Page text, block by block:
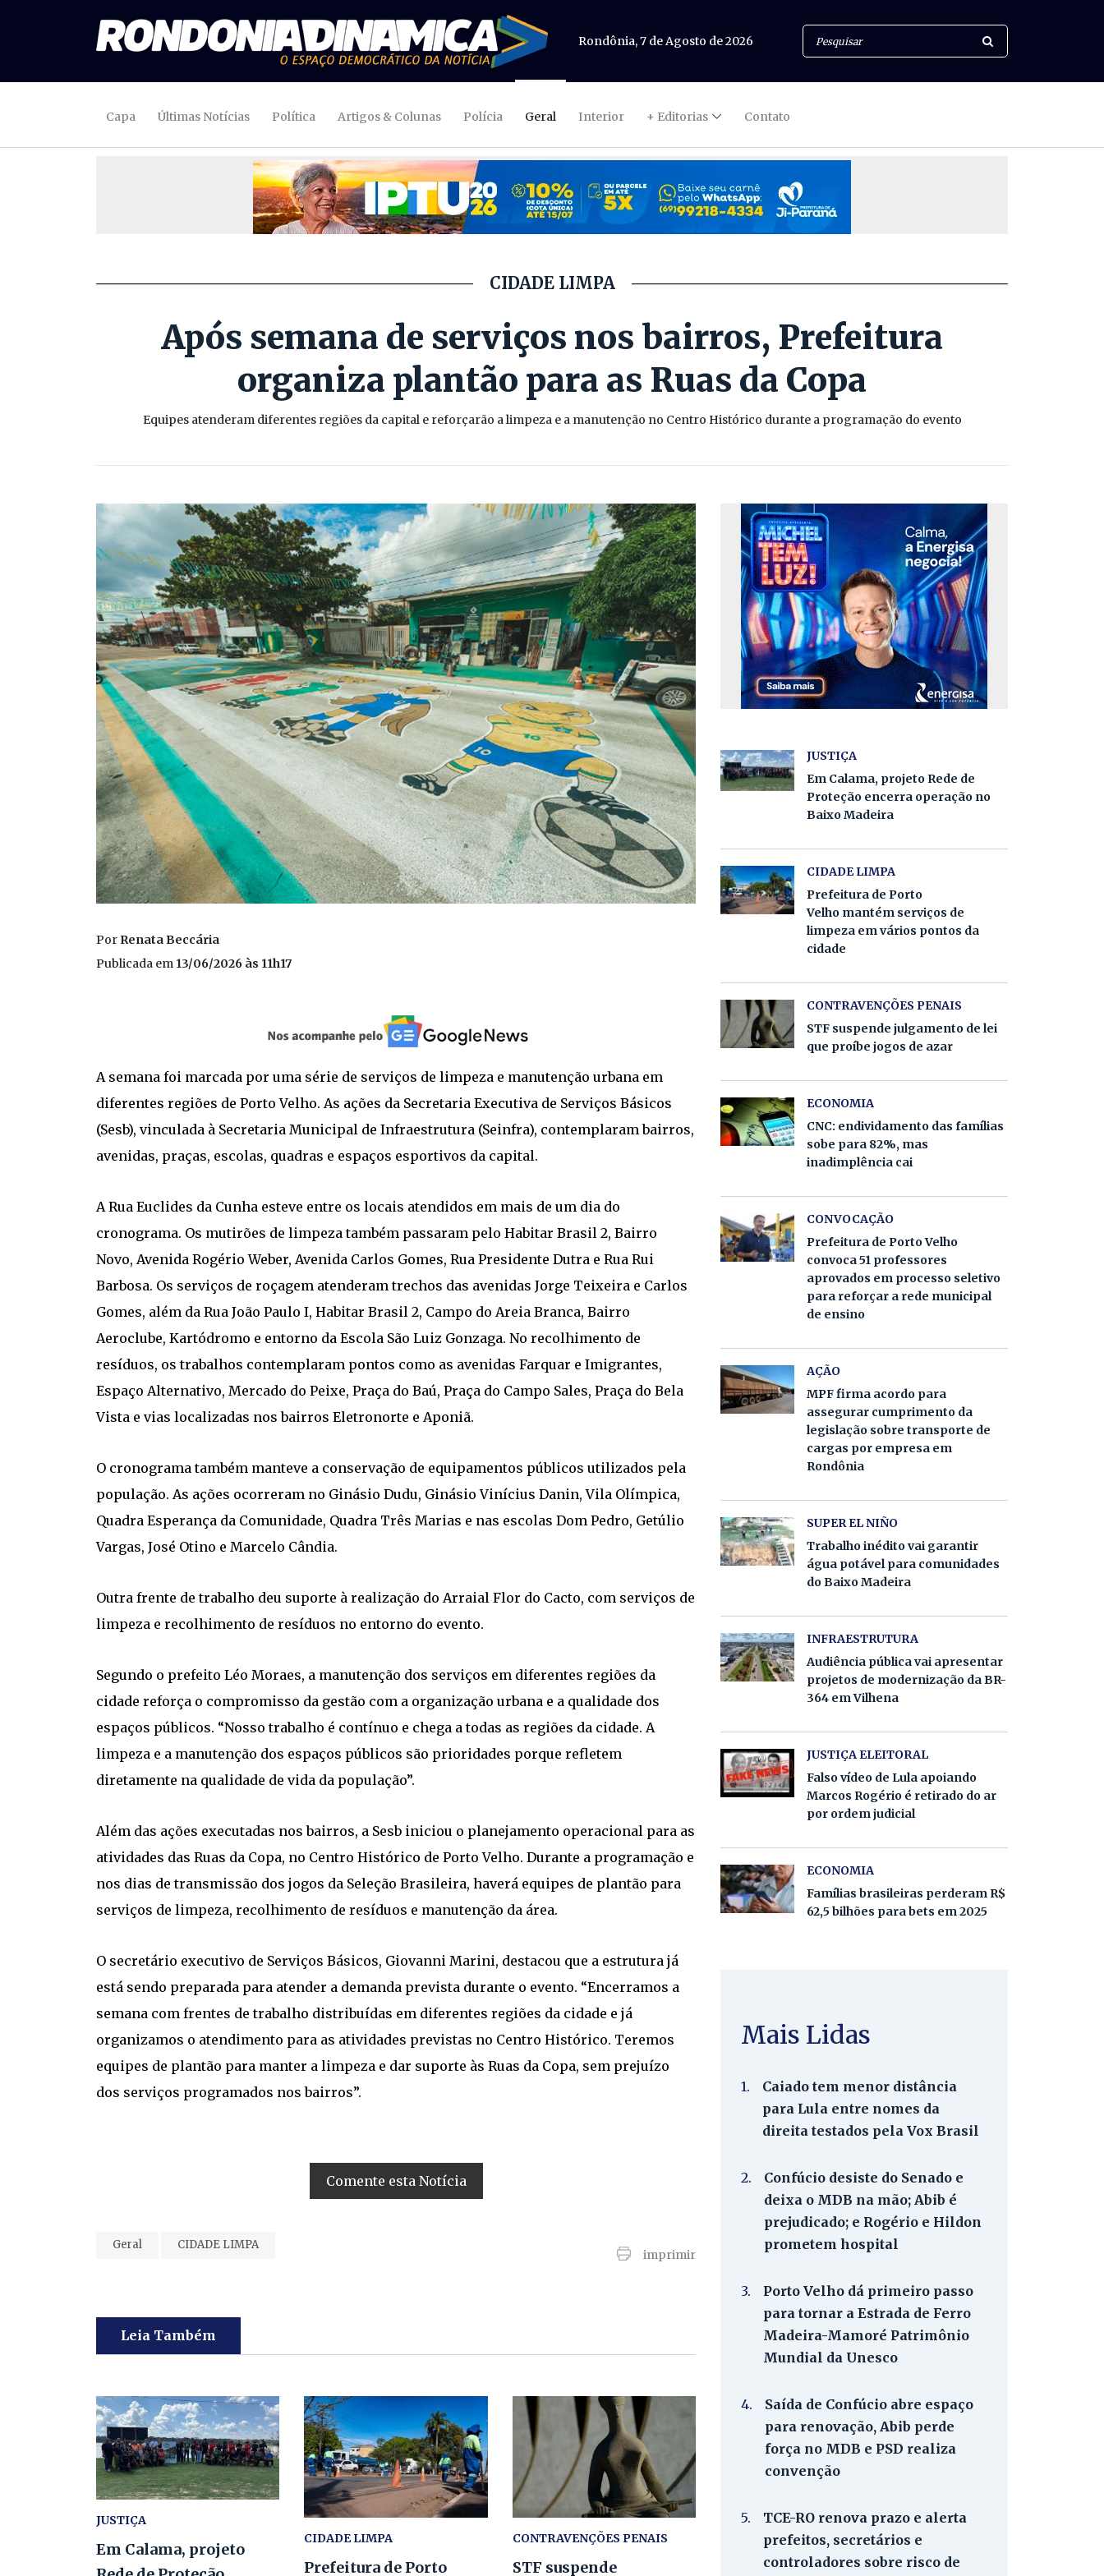
Rondônia, 7 de Agosto de 2026
Capa Últimas Notícias Política Artigos & Colunas Polícia Geral Interior + Editorias Contato
CIDADE LIMPA
Após semana de serviços nos bairros, Prefeitura
organiza plantão para as Ruas da Copa
Equipes atenderam diferentes regiões da capital e reforçarão a limpeza e a manutenção no Centro Histórico durante a programação do evento
Por Renata Beccária
Publicada em 13/06/2026 às 11h17
A semana foi marcada por uma série de serviços de limpeza e manutenção urbana em
diferentes regiões de Porto Velho. As ações da Secretaria Executiva de Serviços Básicos
(Sesb), vinculada à Secretaria Municipal de Infraestrutura (Seinfra), contemplaram bairros,
avenidas, praças, escolas, quadras e espaços esportivos da capital.
A Rua Euclides da Cunha esteve entre os locais atendidos em mais de um dia do
cronograma. Os mutirões de limpeza também passaram pelo Habitar Brasil 2, Bairro
Novo, Avenida Rogério Weber, Avenida Carlos Gomes, Rua Presidente Dutra e Rua Rui
Barbosa. Os serviços de roçagem atenderam trechos das avenidas Jorge Teixeira e Carlos
Gomes, além da Rua João Paulo I, Habitar Brasil 2, Campo do Areia Branca, Bairro
Aeroclube, Kartódromo e entorno da Escola São Luiz Gonzaga. No recolhimento de
resíduos, os trabalhos contemplaram pontos como as avenidas Farquar e Imigrantes,
Espaço Alternativo, Mercado do Peixe, Praça do Baú, Praça do Campo Sales, Praça do Bela
Vista e vias localizadas nos bairros Eletronorte e Aponiã.
O cronograma também manteve a conservação de equipamentos públicos utilizados pela
população. As ações ocorreram no Ginásio Dudu, Ginásio Vinícius Danin, Vila Olímpica,
Quadra Esperança da Comunidade, Quadra Três Marias e nas escolas Dom Pedro, Getúlio
Vargas, José Otino e Marcelo Cândia.
Outra frente de trabalho deu suporte à realização do Arraial Flor do Cacto, com serviços de
limpeza e recolhimento de resíduos no entorno do evento.
Segundo o prefeito Léo Moraes, a manutenção dos serviços em diferentes regiões da
cidade reforça o compromisso da gestão com a organização urbana e a qualidade dos
espaços públicos. “Nosso trabalho é contínuo e chega a todas as regiões da cidade. A
limpeza e a manutenção dos espaços públicos são prioridades porque refletem
diretamente na qualidade de vida da população”.
Além das ações executadas nos bairros, a Sesb iniciou o planejamento operacional para as
atividades das Ruas da Copa, no Centro Histórico de Porto Velho. Durante a programação e
nos dias de transmissão dos jogos da Seleção Brasileira, haverá equipes de plantão para
serviços de limpeza, recolhimento de resíduos e manutenção da área.
O secretário executivo de Serviços Básicos, Giovanni Marini, destacou que a estrutura já
está sendo preparada para atender a demanda prevista durante o evento. “Encerramos a
semana com frentes de trabalho distribuídas em diferentes regiões da cidade e já
organizamos o atendimento para as atividades previstas no Centro Histórico. Teremos
equipes de plantão para manter a limpeza e dar suporte às Ruas da Copa, sem prejuízo
dos serviços programados nos bairros”.
Comente esta Notícia
Geral CIDADE LIMPA
imprimir
Leia Também
JUSTIÇA
Em Calama, projeto
CIDADE LIMPA
Prefeitura de Porto
CONTRAVENÇÕES PENAIS
STF suspende
JUSTIÇA
Em Calama, projeto Rede de
Proteção encerra operação no
Baixo Madeira
CIDADE LIMPA
Prefeitura de Porto
Velho mantém serviços de
limpeza em vários pontos da
cidade
CONTRAVENÇÕES PENAIS
STF suspende julgamento de lei
que proíbe jogos de azar
ECONOMIA
CNC: endividamento das famílias
sobe para 82%, mas
inadimplência cai
CONVOCAÇÃO
Prefeitura de Porto Velho
convoca 51 professores
aprovados em processo seletivo
para reforçar a rede municipal
de ensino
AÇÃO
MPF firma acordo para
assegurar cumprimento da
legislação sobre transporte de
cargas por empresa em
Rondônia
SUPER EL NIÑO
Trabalho inédito vai garantir
água potável para comunidades
do Baixo Madeira
INFRAESTRUTURA
Audiência pública vai apresentar
projetos de modernização da BR-
364 em Vilhena
JUSTIÇA ELEITORAL
Falso vídeo de Lula apoiando
Marcos Rogério é retirado do ar
por ordem judicial
ECONOMIA
Famílias brasileiras perderam R$
62,5 bilhões para bets em 2025
Mais Lidas
1.
Caiado tem menor distância
para Lula entre nomes da
direita testados pela Vox Brasil
2.
Confúcio desiste do Senado e
deixa o MDB na mão; Abib é
prejudicado; e Rogério e Hildon
prometem hospital
3.
Porto Velho dá primeiro passo
para tornar a Estrada de Ferro
Madeira-Mamoré Patrimônio
Mundial da Unesco
4.
Saída de Confúcio abre espaço
para renovação, Abib perde
força no MDB e PSD realiza
convenção
5.
TCE-RO renova prazo e alerta
prefeitos, secretários e
controladores sobre risco de